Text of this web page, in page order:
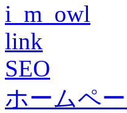
i_m_owl
link
SEO
ホームペ